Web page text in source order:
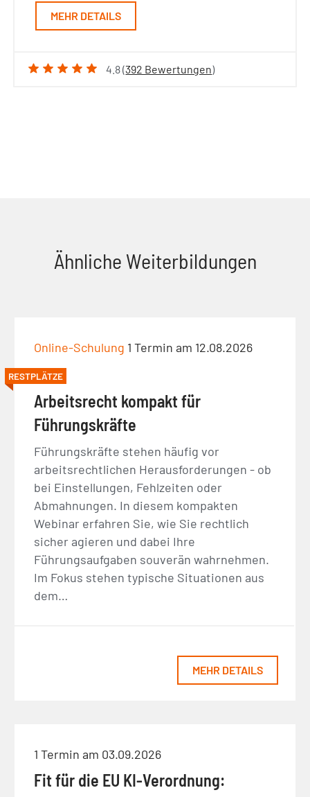
MEHR DETAILS
4.8 (392 Bewertungen)
Ähnliche Weiterbildungen
Online-Schulung 1 Termin am 12.08.2026
RESTPLÄTZE
Arbeitsrecht kompakt für
Führungskräfte
Führungskräfte stehen häufig vor
arbeitsrechtlichen Herausforderungen - ob
bei Einstellungen, Fehlzeiten oder
Abmahnungen. In diesem kompakten
Webinar erfahren Sie, wie Sie rechtlich
sicher agieren und dabei Ihre
Führungsaufgaben souverän wahrnehmen.
Im Fokus stehen typische Situationen aus
dem…
MEHR DETAILS
1 Termin am 03.09.2026
Fit für die EU KI-Verordnung: